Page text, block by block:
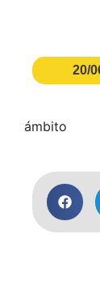
20/
ámbito